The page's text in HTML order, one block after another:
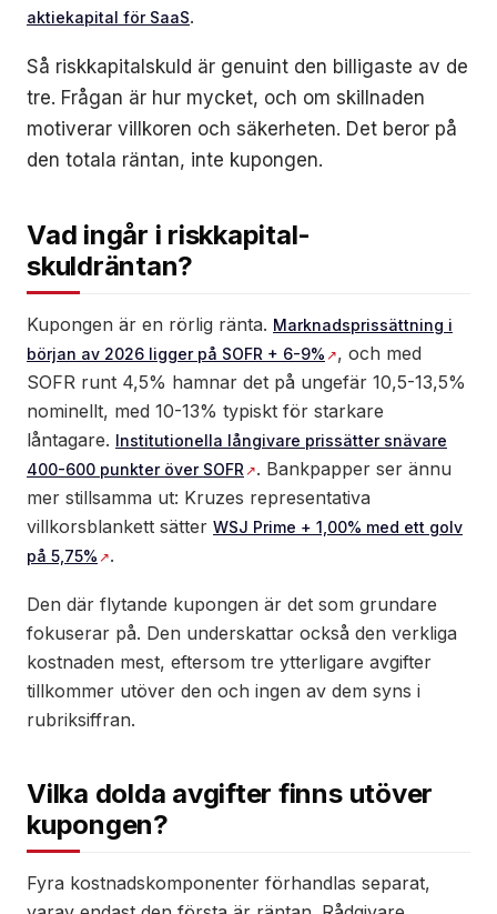
aktiekapital för SaaS.
Så riskkapitalskuld är genuint den billigaste av de
tre. Frågan är hur mycket, och om skillnaden
motiverar villkoren och säkerheten. Det beror på
den totala räntan, inte kupongen.
Vad ingår i riskkapital-
skuldräntan?
Kupongen är en rörlig ränta. Marknadsprissättning i
början av 2026 ligger på SOFR + 6-9%
, och med
SOFR runt 4,5% hamnar det på ungefär 10,5-13,5%
nominellt, med 10-13% typiskt för starkare
låntagare. Institutionella långivare prissätter snävare
400-600 punkter över SOFR
. Bankpapper ser ännu
mer stillsamma ut: Kruzes representativa
villkorsblankett sätter WSJ Prime + 1,00% med ett golv
på 5,75%
.
Den där flytande kupongen är det som grundare
fokuserar på. Den underskattar också den verkliga
kostnaden mest, eftersom tre ytterligare avgifter
tillkommer utöver den och ingen av dem syns i
rubriksiffran.
Vilka dolda avgifter finns utöver
kupongen?
Fyra kostnadskomponenter förhandlas separat,